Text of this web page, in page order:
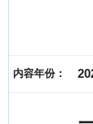
内容年份：